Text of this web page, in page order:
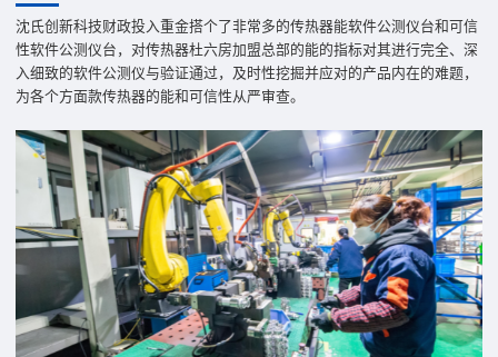
沈氏创新科技财政投入重金搭个了非常多的传热器能软件公测仪台和可信
性软件公测仪台，对传热器杜六房加盟总部的能的指标对其进行完全、深
入细致的软件公测仪与验证通过，及时性挖掘并应对的产品内在的难题，
为各个方面款传热器的能和可信性从严审查。